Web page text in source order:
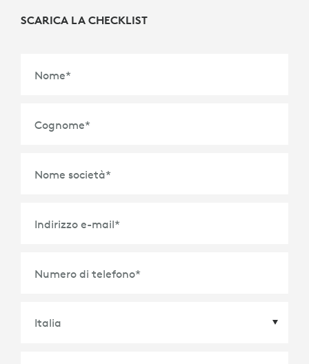
SCARICA LA CHECKLIST
Nome*
Cognome*
Nome società*
Indirizzo e-mail*
Numero di telefono*